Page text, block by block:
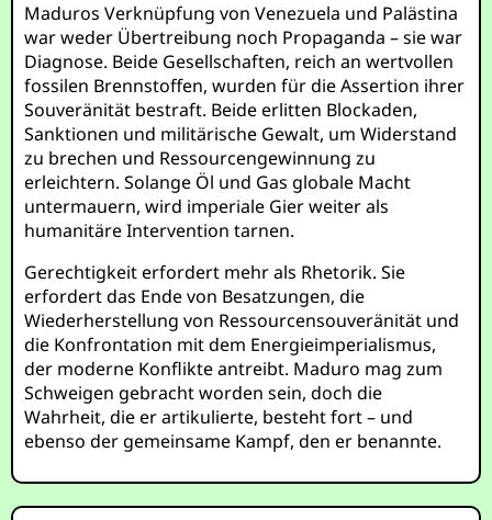
Maduros Verknüpfung von Venezuela und Palästina
war weder Übertreibung noch Propaganda – sie war
Diagnose. Beide Gesellschaften, reich an wertvollen
fossilen Brennstoffen, wurden für die Assertion ihrer
Souveränität bestraft. Beide erlitten Blockaden,
Sanktionen und militärische Gewalt, um Widerstand
zu brechen und Ressourcengewinnung zu
erleichtern. Solange Öl und Gas globale Macht
untermauern, wird imperiale Gier weiter als
humanitäre Intervention tarnen.
Gerechtigkeit erfordert mehr als Rhetorik. Sie
erfordert das Ende von Besatzungen, die
Wiederherstellung von Ressourcensouveränität und
die Konfrontation mit dem Energieimperialismus,
der moderne Konflikte antreibt. Maduro mag zum
Schweigen gebracht worden sein, doch die
Wahrheit, die er artikulierte, besteht fort – und
ebenso der gemeinsame Kampf, den er benannte.